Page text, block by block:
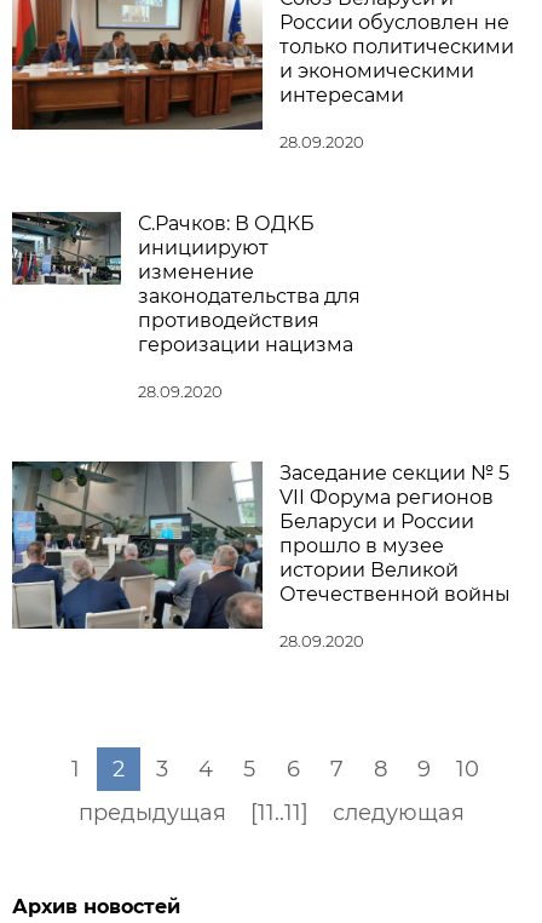
России обусловлен не
только политическими
и экономическими
интересами
28.09.2020
С.Рачков: В ОДКБ
инициируют
изменение
законодательства для
противодействия
героизации нацизма
28.09.2020
Заседание секции № 5
VII Форума регионов
Беларуси и России
прошло в музее
истории Великой
Отечественной войны
28.09.2020
предыдущая
1 2 3 4 5 6 7 8 9
10
[11..11]
следующая
Архив новостей